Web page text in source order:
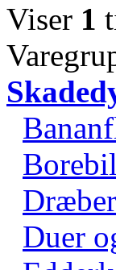
Viser 1
Duer